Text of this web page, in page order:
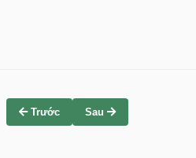
Trước Sau